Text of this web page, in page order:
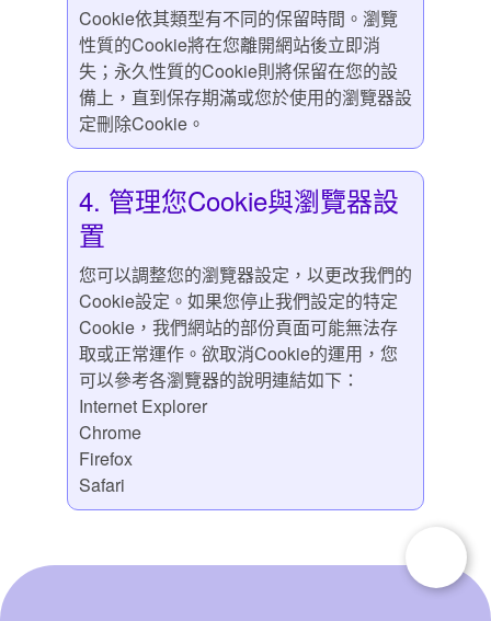
Cookie依其類型有不同的保留時間。瀏覽
性質的Cookie將在您離開網站後立即消
失；永久性質的Cookie則將保留在您的設
備上，直到保存期滿或您於使用的瀏覽器設
定刪除Cookie。
4. 管理您Cookie與瀏覽器設
置
您可以調整您的瀏覽器設定，以更改我們的
Cookie設定。如果您停止我們設定的特定
Cookie，我們網站的部份頁面可能無法存
取或正常運作。欲取消Cookie的運用，您
可以參考各瀏覽器的說明連結如下：
Internet Explorer
Chrome
Firefox
Safari